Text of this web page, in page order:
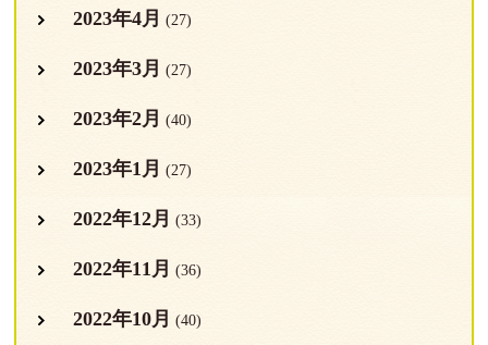
2023年4月 (27)
2023年3月 (27)
2023年2月 (40)
2023年1月 (27)
2022年12月 (33)
2022年11月 (36)
2022年10月 (40)